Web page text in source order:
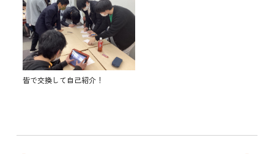
皆で交換して自己紹介！